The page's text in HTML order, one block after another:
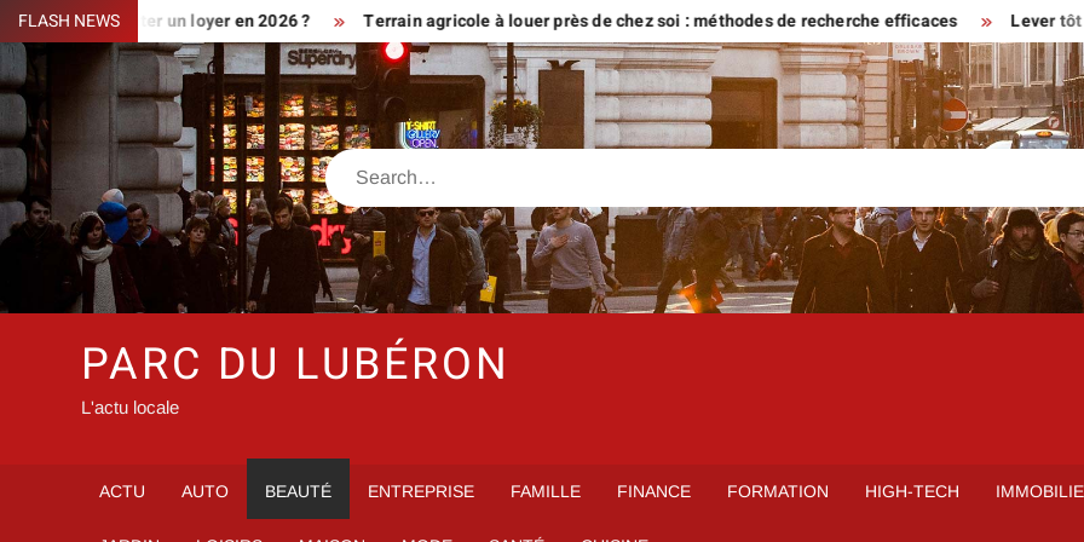
Skip
to
content
FLASH NEWSun loyer en 2026 ? Terrain agricole à louer près de chez soi : méthodes de recherche efficaces Lever tôt ou venir
Search
PARC DU LUBÉRON
L'actu locale
ACTU AUTO BEAUTÉ ENTREPRISE FAMILLE FINANCE FORMATION HIGH-TECH